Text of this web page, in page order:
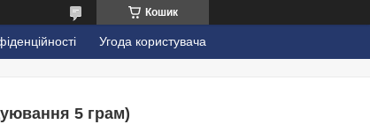
Кошик
Угода користувача
5 грам)